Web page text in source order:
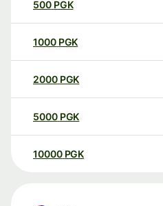
500 PGK
1000 PGK
2000 PGK
5000 PGK
10000 PGK